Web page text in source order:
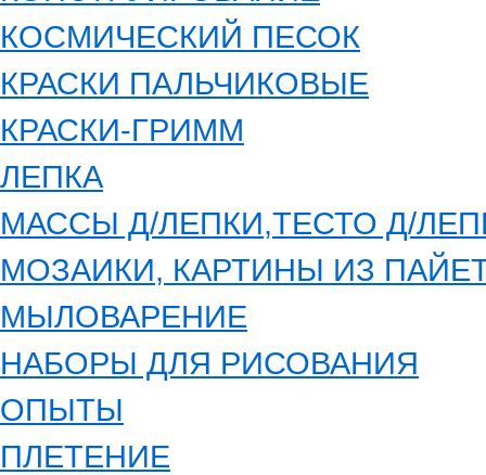
КОСМИЧЕСКИЙ ПЕСОК
КРАСКИ ПАЛЬЧИКОВЫЕ
КРАСКИ-ГРИММ
ЛЕПКА
МАССЫ Д/ЛЕПКИ,ТЕСТО Д/
МОЗАИКИ, КАРТИНЫ ИЗ
МЫЛОВАРЕНИЕ
НАБОРЫ ДЛЯ РИСОВАНИЯ
ОПЫТЫ
ПЛЕТЕНИЕ